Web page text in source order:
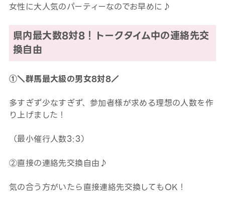
女性に大人気のパーティーなのでお早めに♪
県内最大数8対8！トークタイム中の連絡先交
換自由
①＼群馬最大級の男女8対8／
多すぎず少なすぎず、参加者様が求める理想の人数を作
り上げました！
（最小催行人数3:3）
②直接の連絡先交換自由♪
気の合う方がいたら直接連絡先交換してもOK！